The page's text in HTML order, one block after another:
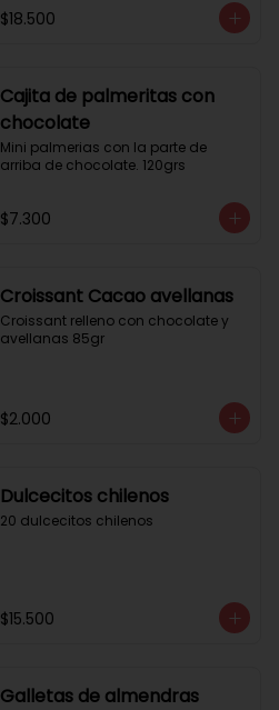
$18.500
Cajita de palmeritas con
chocolate
Mini palmerias con la parte de
arriba de chocolate. 120grs
$7.300
Croissant Cacao avellanas
Croissant relleno con chocolate y
avellanas 85gr
$2.000
Dulcecitos chilenos
20 dulcecitos chilenos
$15.500
Galletas de almendras